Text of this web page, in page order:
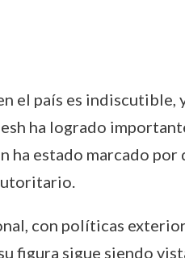
el país es indiscutible,
ha logrado
ha estado marcado por
con políticas
figura sigue siendo